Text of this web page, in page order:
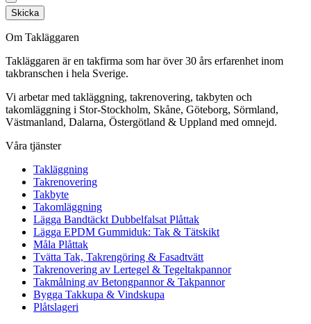
Skicka
Om Takläggaren
Takläggaren är en takfirma som har över 30 års erfarenhet inom
takbranschen i hela Sverige.
Vi arbetar med takläggning, takrenovering, takbyten och
takomläggning i Stor-Stockholm, Skåne, Göteborg, Sörmland,
Västmanland, Dalarna, Östergötland & Uppland med omnejd.
Våra tjänster
Takläggning
Takrenovering
Takbyte
Takomläggning
Lägga Bandtäckt Dubbelfalsat Plåttak
Lägga EPDM Gummiduk: Tak & Tätskikt
Måla Plåttak
Tvätta Tak, Takrengöring & Fasadtvätt
Takrenovering av Lertegel & Tegeltakpannor
Takmålning av Betongpannor & Takpannor
Bygga Takkupa & Vindskupa
Plåtslageri